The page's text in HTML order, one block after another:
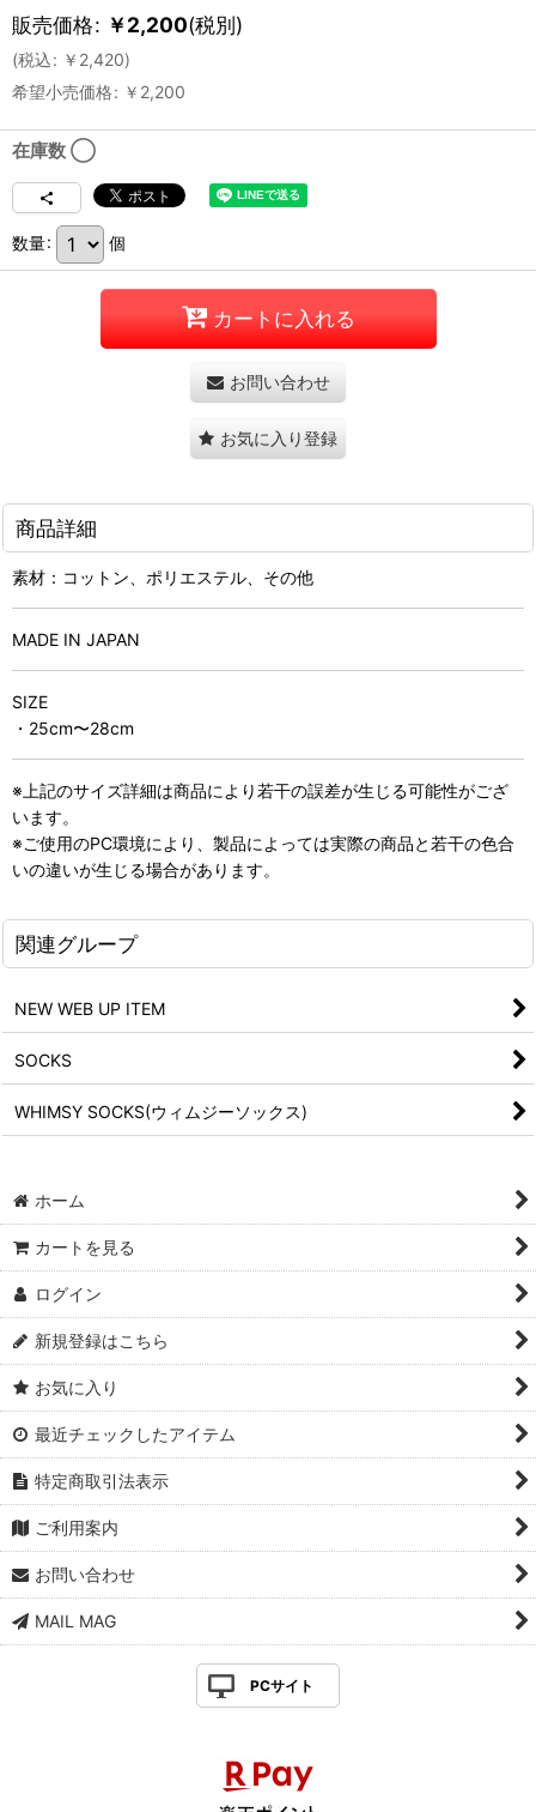
販売価格: ￥2,200(税別)
(税込: ￥ 2,420)
希望小売価格: ￥ 2,200
在庫数 ◯
数量: 個
カートに入れる
お問い合わせ
お気に入り登録
商品詳細
素材：コットン、ポリエステル、その他
MADE IN JAPAN
SIZE
・25cm〜28cm
※上記のサイズ詳細は商品により若干の誤差が生じる可能性がござ
います。
※ご使用のPC環境により、製品によっては実際の商品と若干の色合
いの違いが生じる場合があります。
関連グループ
NEW WEB UP ITEM
SOCKS
WHIMSY SOCKS(ウィムジーソックス)
ホーム
カートを見る
ログイン
新規登録はこちら
お気に入り
最近チェックしたアイテム
特定商取引法表示
ご利用案内
お問い合わせ
MAIL MAG
PCサイト